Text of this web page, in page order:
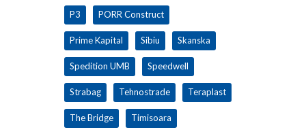
P3 PORR Construct
Prime Kapital Sibiu Skanska
Spedition UMB Speedwell
Strabag Tehnostrade Teraplast
The Bridge Timisoara